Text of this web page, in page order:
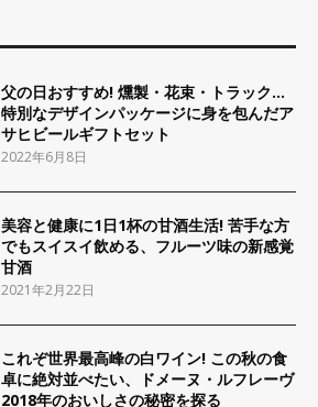
父の日おすすめ! 燻製・花束・トラック…
特別なデザインパッケージに身を包んだア
サヒビールギフトセット
2022年6月8日
美容と健康に1日1杯の甘酒生活! 苦手な方
でもスイスイ飲める、フルーツ味の新感覚
甘酒
2021年2月22日
これぞ世界最高峰の白ワイン! この秋の食
卓に絶対並べたい、ドメーヌ・ルフレーヴ
2018年のおいしさの秘密を探る